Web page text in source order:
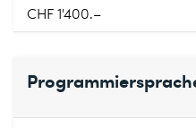
CHF 1'400.–